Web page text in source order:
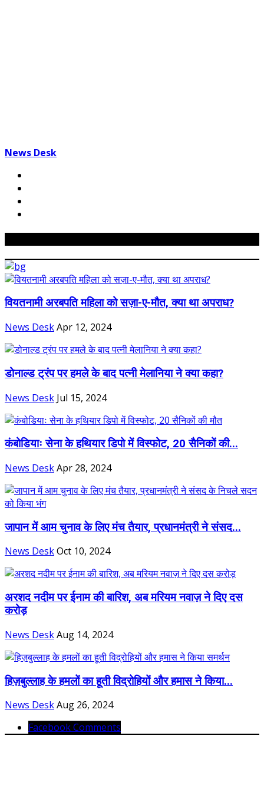
News Desk
वियतनामी अरबपति महिला को सज़ा-ए-मौत, क्या था अपराध?
News DeskApr 12, 2024
डोनाल्ड ट्रंप पर हमले के बाद पत्नी मेलानिया ने क्या कहा?
News Desk Jul 15, 2024
कंबोडियाः सेना के हथियार डिपो में विस्फोट, 20 सैनिकों की...
News DeskApr 28, 2024
जापान में आम चुनाव के लिए मंच तैयार, प्रधानमंत्री ने संसद...
News DeskOct 10, 2024
अरशद नदीम पर ईनाम की बारिश, अब मरियम नवाज़ ने दिए दस
करोड़
News DeskAug 14, 2024
हिज़बुल्लाह के हमलों का हूती विद्रोहियों और हमास ने किया...
News DeskAug 26, 2024
Facebook Comments